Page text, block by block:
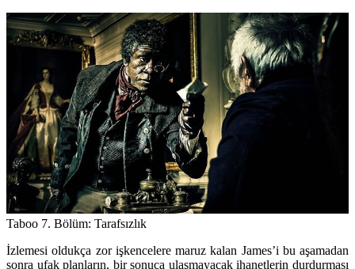
Taboo 7. Bölüm: Tarafsızlık
İzlemesi oldukça zor işkencelere maruz kalan James’i bu aşamadan
sonra ufak planların, bir sonuca ulaşmayacak ihanetlerin durdurması